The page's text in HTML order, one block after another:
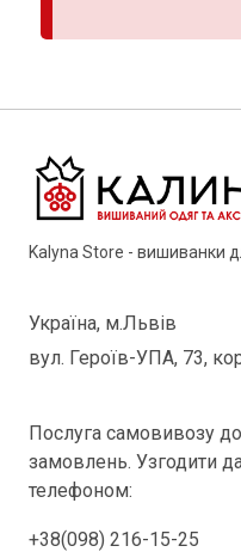
Kalyna Store - вишиванки
Україна, м.Львів
вул. Героїв-УПА, 73,
Послуга самовивозу
замовлень. Узгодити
телефоном:
+38(098) 216-15-25